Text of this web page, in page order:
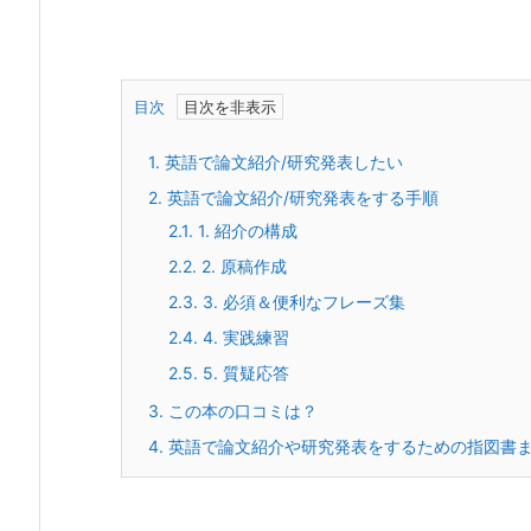
目次
1. 英語で論文紹介/研究発表したい
2. 英語で論文紹介/研究発表をする手順
2.1. 1. 紹介の構成
2.2. 2. 原稿作成
2.3. 3. 必須＆便利なフレーズ集
2.4. 4. 実践練習
2.5. 5. 質疑応答
3. この本の口コミは？
4. 英語で論文紹介や研究発表をするための指図書